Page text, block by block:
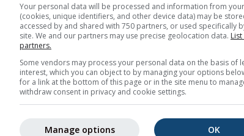
ჩამოტვირთვა
ამინდის ტენდენციასPalazuelo-Empalme
სიმბოლოებით, მინიმალური და მაქსიმალური
ალბათობით.
გრაფიკზე ფერებით არის აღნიშნული. რაც უფრო
მით უფრო გაურკვეველია პროგნოზი. სქელი ხაზი
Your personal data will be processed and information from
(cookies, unique identifiers, and other device data) may be
accessed by and shared with 750 partners, or used specifically
site. We and our partners may use precise geolocation data.
partners.
Some vendors may process your personal data on the basis of
interest, which you can object to by managing your options
for a link at the bottom of this page or in the site menu to
withdraw consent in privacy and cookie settings.
OK
Manage options